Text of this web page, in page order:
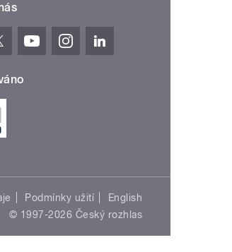
Podmínky užití
English
© 1997-2026 Český rozhlas